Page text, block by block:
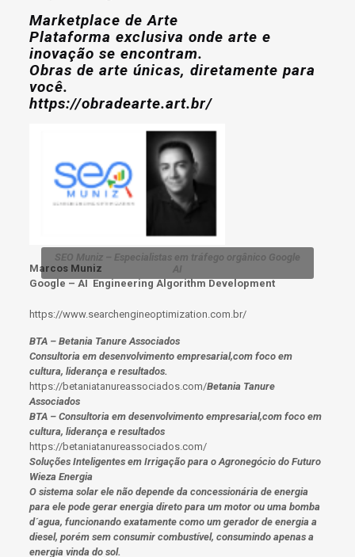
Marketplace de Arte
Plataforma exclusiva onde arte e
inovação se encontram.
Obras de arte únicas, diretamente para
você.
https://obradearte.art.br/
SEO Muniz – Especialistas em tráfego orgânico Google
AI
Marcos Muniz
Google – AI Engineering Algorithm Development
https://www.searchengineoptimization.com.br/
BTA – Betania Tanure Associados
Consultoria em desenvolvimento empresarial,com foco em
cultura, liderança e resultados.
https://betaniatanureassociados.com/Betania Tanure
Associados
BTA – Consultoria em desenvolvimento empresarial,com foco em
cultura, liderança e resultados
https://betaniatanureassociados.com/
Soluções Inteligentes em Irrigação para o Agronegócio do Futuro
Wieza Energia
O sistema solar ele não depende da concessionária de energia
para ele pode gerar energia direto para um motor ou uma bomba
d´agua, funcionando exatamente como um gerador de energia a
diesel, porém sem consumir combustível, consumindo apenas a
energia vinda do sol.